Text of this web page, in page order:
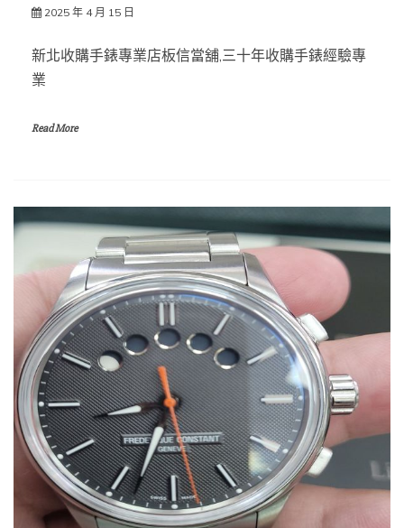
2025 年 4 月 15 日
新北收購手錶專業店板信當舖,三十年收購手錶經驗專
業
Read More